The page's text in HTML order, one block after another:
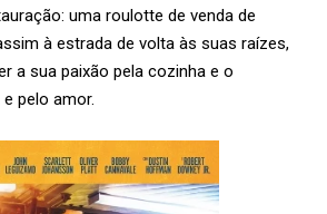
uma roulotte de venda de
à estrada de volta às suas raízes,
a sua paixão pela cozinha e o
pelo amor.